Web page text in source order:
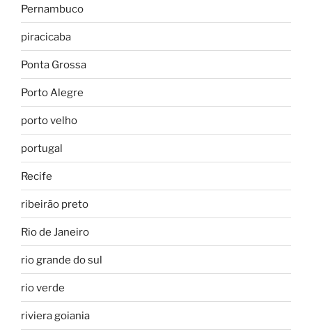
Pernambuco
piracicaba
Ponta Grossa
Porto Alegre
porto velho
portugal
Recife
ribeirão preto
Rio de Janeiro
rio grande do sul
rio verde
riviera goiania